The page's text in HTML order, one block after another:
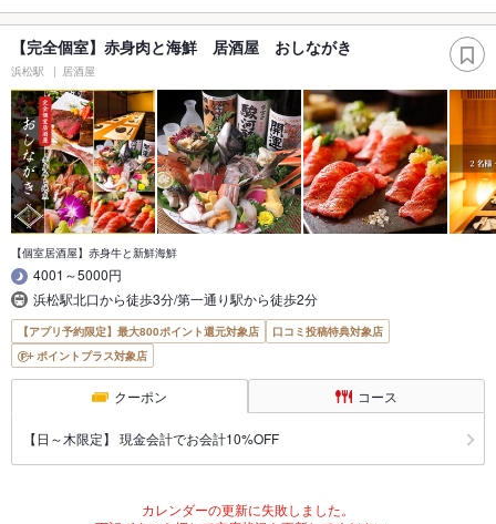
【完全個室】赤身肉と海鮮 居酒屋 おしながき
浜松駅 居酒屋
【個室居酒屋】赤身牛と新鮮海鮮
4001～5000円
浜松駅北口から徒歩3分/第一通り駅から徒歩2分
【アプリ予約限定】最大800ポイント還元対象店
口コミ投稿特典対象店
ポイントプラス対象店
クーポン コース
【日～木限定】 現金会計でお会計10%OFF
カレンダーの更新に失敗しました。